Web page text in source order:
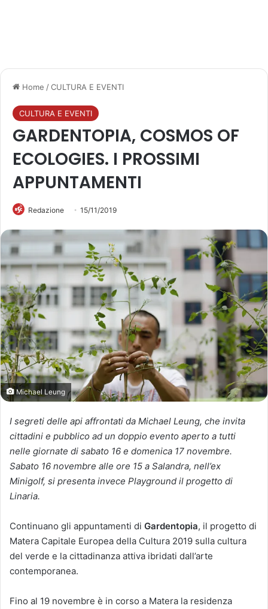
Home /CULTURA E EVENTI
CULTURA E EVENTI
GARDENTOPIA, COSMOS OF
ECOLOGIES. I PROSSIMI
APPUNTAMENTI
Redazione 15/11/2019
Michael Leung
I segreti delle api affrontati da Michael Leung, che invita
cittadini e pubblico ad un doppio evento aperto a tutti
nelle giornate di sabato 16 e domenica 17 novembre.
Sabato 16 novembre alle ore 15 a Salandra, nell’ex
Minigolf, si presenta invece Playground il progetto di
Linaria.
Continuano gli appuntamenti di Gardentopia, il progetto di
Matera Capitale Europea della Cultura 2019 sulla cultura
del verde e la cittadinanza attiva ibridati dall’arte
contemporanea.
Fino al 19 novembre è in corso a Matera la residenza